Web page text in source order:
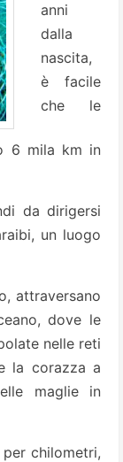
anni
dalla
nascita,
è facile
che le
6 mila km in
da dirigersi
un luogo
attraversano
dove le
nelle reti
la corazza a
maglie in
chilometri,